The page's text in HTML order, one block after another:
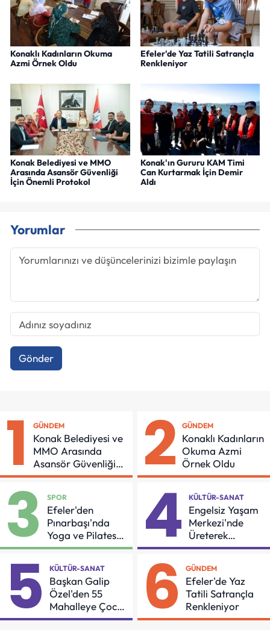
Konaklı Kadınların Okuma
Azmi Örnek Oldu
Efeler'de Yaz Tatili Satrançla
Renkleniyor
Konak Belediyesi ve MMO
Arasında Asansör Güvenliği
İçin Önemli Protokol
Konak'ın Gururu KAM Timi
Can Kurtarmak İçin Demir
Aldı
Yorumlar
Gönder
1 GÜNDEM
Konak Belediyesi ve
MMO Arasında
Asansör Güvenliği
İçin Önemli Protokol
2 GÜNDEM
Konaklı Kadınların
Okuma Azmi
Örnek Oldu
3 SPOR
Efeler'den
Pınarbaşı'nda
Yoga ve Pilates
Buluşması
4 KÜLTÜR-SANAT
Engelsiz Yaşam
Merkezi'nde
Üreterek
Güçleniyorlar
5 KÜLTÜR-SANAT
Başkan Galip
Özel'den 55
Mahalleye Çocuk
Şenliği
6 GÜNDEM
Efeler'de Yaz
Tatili Satrançla
Renkleniyor